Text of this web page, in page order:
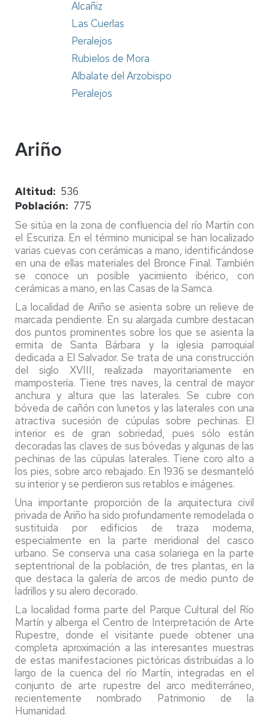
Alcañiz
Las Cuerlas
Peralejos
Rubielos de Mora
Albalate del Arzobispo
Peralejos
Ariño
Altitud
536
Población
775
Se sitúa en la zona de confluencia del río Martín con
el Escuriza. En el término municipal se han localizado
varias cuevas con cerámicas a mano, identificándose
en una de ellas materiales del Bronce Final. También
se conoce un posible yacimiento ibérico, con
cerámicas a mano, en las Casas de la Samca.
La localidad de Ariño se asienta sobre un relieve de
marcada pendiente. En su alargada cumbre destacan
dos puntos prominentes sobre los que se asienta la
ermita de Santa Bárbara y la iglesia parroquial
dedicada a El Salvador. Se trata de una construcción
del siglo XVIII, realizada mayoritariamente en
mampostería. Tiene tres naves, la central de mayor
anchura y altura que las laterales. Se cubre con
bóveda de cañón con lunetos y las laterales con una
atractiva sucesión de cúpulas sobre pechinas. El
interior es de gran sobriedad, pues sólo están
decoradas las claves de sus bóvedas y algunas de las
pechinas de las cúpulas laterales. Tiene coro alto a
los pies, sobre arco rebajado. En 1936 se desmanteló
su interior y se perdieron sus retablos e imágenes.
Una importante proporción de la arquitectura civil
privada de Ariño ha sido profundamente remodelada o
sustituida por edificios de traza moderna,
especialmente en la parte meridional del casco
urbano. Se conserva una casa solariega en la parte
septentrional de la población, de tres plantas, en la
que destaca la galería de arcos de medio punto de
ladrillos y su alero decorado.
La localidad forma parte del Parque Cultural del Río
Martín y alberga el Centro de Interpretación de Arte
Rupestre, donde el visitante puede obtener una
completa aproximación a las interesantes muestras
de estas manifestaciones pictóricas distribuidas a lo
largo de la cuenca del río Martín, integradas en el
conjunto de arte rupestre del arco mediterráneo,
recientemente nombrado Patrimonio de la
Humanidad.